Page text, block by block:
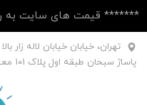
******* قیمت های سایت به
تهران، خیابان خیابان لاله زار
پاساژ سبحان طبقه اول پلاک ۱۰1 معین نور